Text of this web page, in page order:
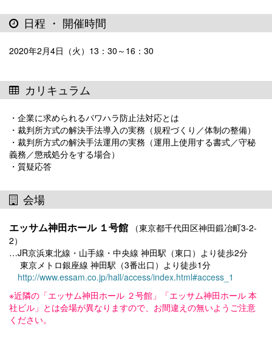
日程 ・ 開催時間
2020年2月4日（火）13：30～16：30
カリキュラム
・企業に求められるパワハラ防止法対応とは
・裁判所方式の解決手法導入の実務（規程づくり／体制の整備）
・裁判所方式の解決手法運用の実務（運用上使用する書式／守秘
義務／懲戒処分をする場合）
・質疑応答
会場
エッサム神田ホール １号館 （東京都千代田区神田鍛冶町3-2-
2）
…JR京浜東北線・山手線・中央線 神田駅（東口）より徒歩2分
東京メトロ銀座線 神田駅（3番出口）より徒歩1分
http://www.essam.co.jp/hall/access/index.html#access_1
※近隣の「エッサム神田ホール ２号館」「エッサム神田ホール 本
社ビル」とは会場が異なりますので、お間違えの無いようご注意
ください。